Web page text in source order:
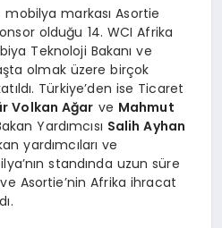
mobilya markası Asortie
olduğu 14. WCI Afrika
Teknoloji Bakanı ve
olmak üzere birçok
Türkiye’den ise Ticaret
r Volkan Ağar ve Mahmut
Yardımcısı Salih Ayhan
yardımcıları ve
standında uzun süre
Asortie’nin Afrika ihracat